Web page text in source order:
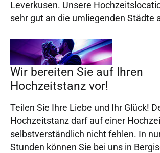
Leverkusen. Unsere
sehr gut an die umliegenden Städte
Wir bereiten Sie auf Ihren
Hochzeitstanz vor!
Teilen Sie Ihre Liebe und Ihr Glück!
Hochzeitstanz darf auf einer
selbstverständlich nicht fehlen. In
Stunden können Sie bei uns in